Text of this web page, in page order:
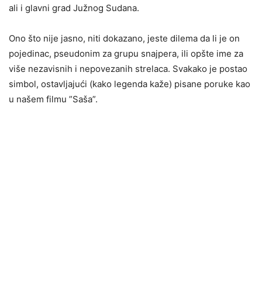
ali i glavni grad Južnog Sudana.
Ono što nije jasno, niti dokazano, jeste dilema da li je on
pojedinac, pseudonim za grupu snajpera, ili opšte ime za
više nezavisnih i nepovezanih strelaca. Svakako je postao
simbol, ostavljajući (kako legenda kaže) pisane poruke kao
u našem filmu ”Saša”.